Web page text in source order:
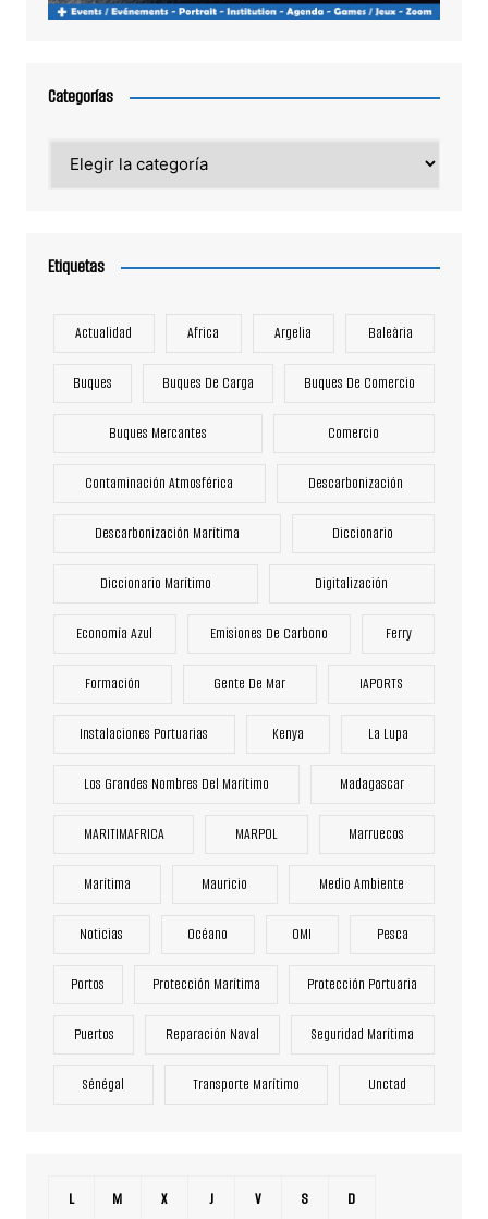
Categorías
Etiquetas
Actualidad Africa Argelia Baleària
Buques Buques De Carga Buques De Comercio
Buques Mercantes Comercio
Contaminación Atmosférica Descarbonización
Descarbonización Marítima Diccionario
Diccionario Marítimo Digitalización
Economía Azul Emisiones De Carbono Ferry
Formación Gente De Mar IAPORTS
Instalaciones Portuarias Kenya La Lupa
Los Grandes Nombres Del Marítimo Madagascar
MARITIMAFRICA MARPOL Marruecos
Marítima Mauricio Medio Ambiente
Noticias Océano OMI Pesca
Portos Protección Marítima Protección Portuaria
Puertos Reparación Naval Seguridad Marítima
Sénégal Transporte Marítimo Unctad
L M X J V S D